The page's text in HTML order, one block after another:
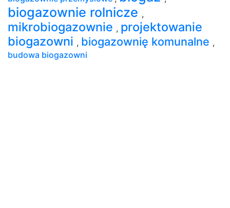
biogazownie rolnicze ,
mikrobiogazownie , projektowanie
biogazowni , biogazownię komunalne ,
budowa biogazowni